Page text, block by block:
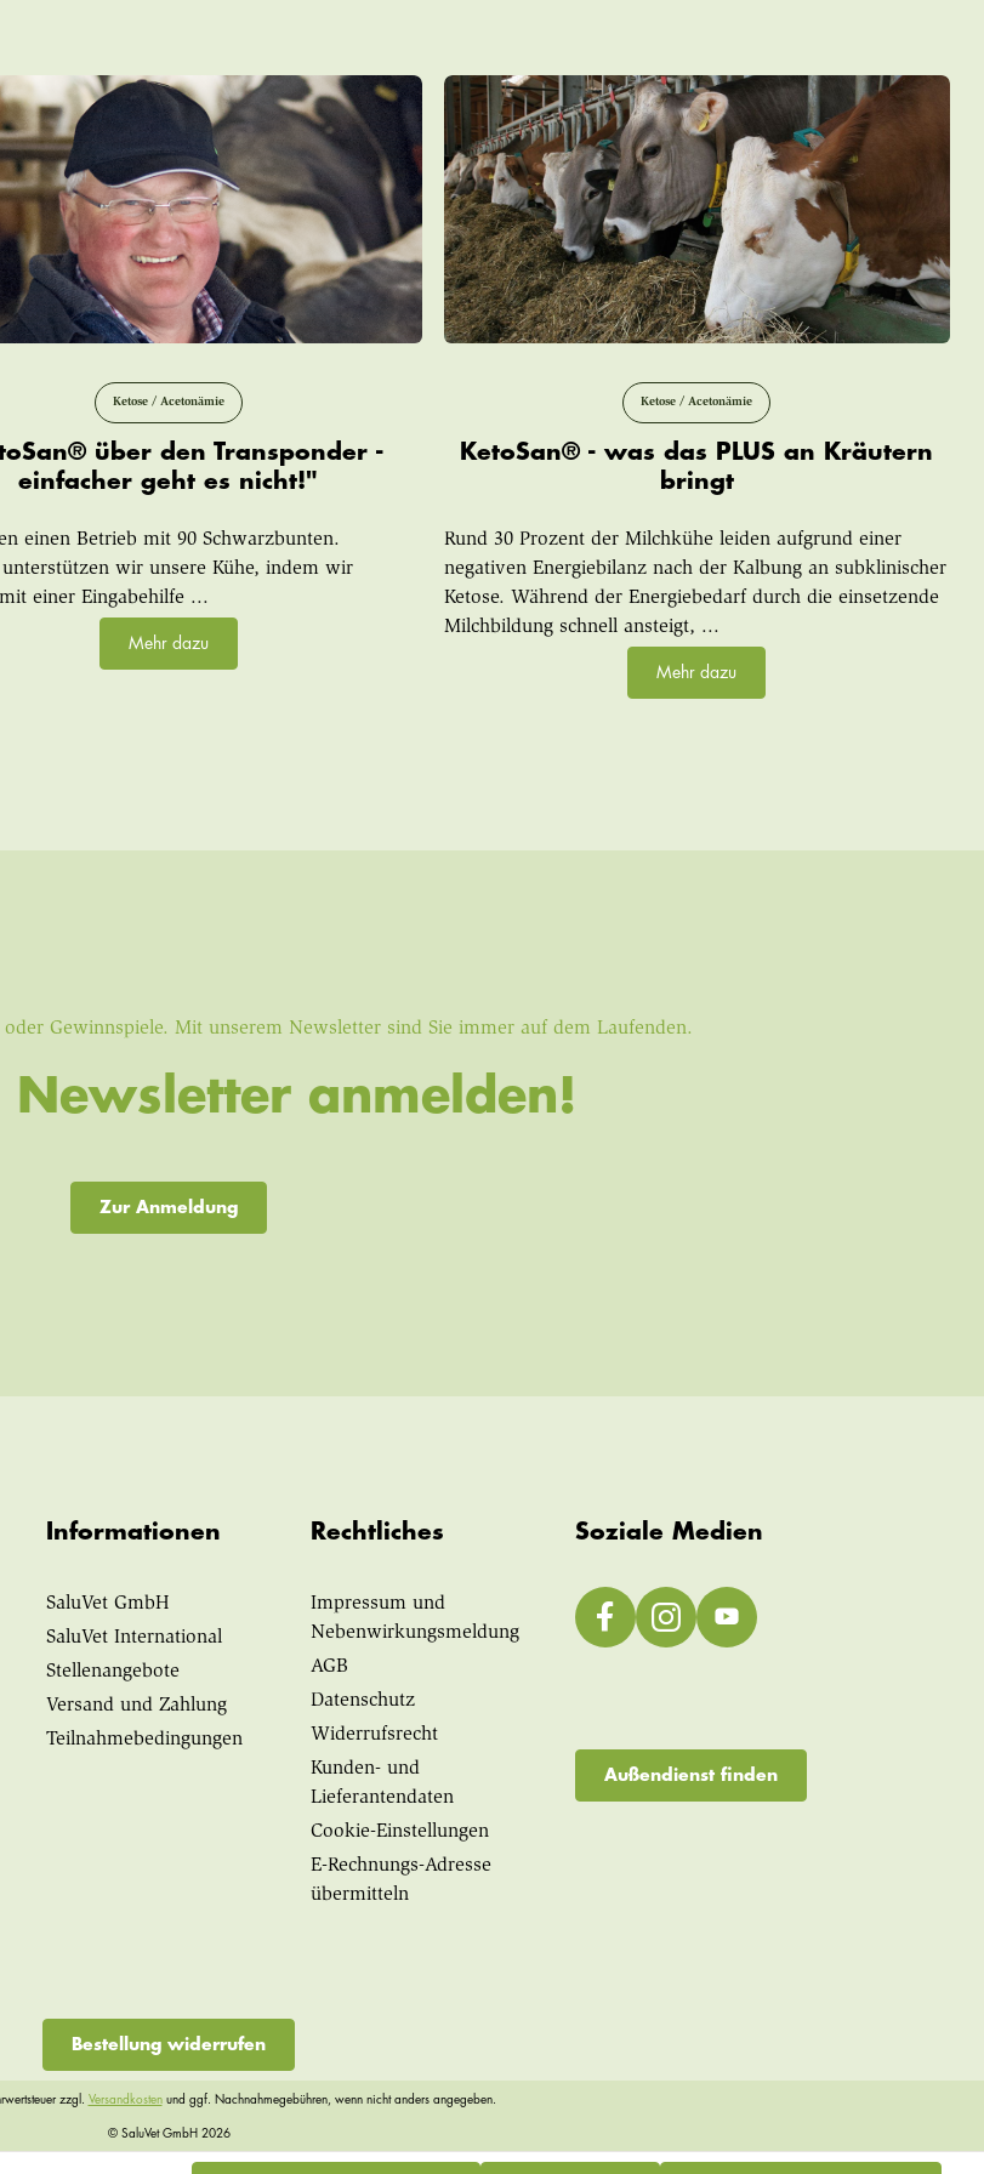
Ketose / Acetonämie
über den Transponder -
einfacher geht es nicht!"
einen Betrieb mit 90 Schwarzbunten.
unterstützen wir unsere Kühe, indem wir
einer Eingabehilfe ...
Mehr dazu
Ketose / Acetonämie
KetoSan® - was das PLUS an Kräutern
bringt
Rund 30 Prozent der Milchkühe leiden aufgrund einer
negativen Energiebilanz nach der Kalbung an subklinischer
Ketose. Während der Energiebedarf durch die einsetzende
Milchbildung schnell ansteigt, ...
Mehr dazu
Gewinnspiele. Mit unserem Newsletter sind Sie immer auf dem Laufenden.
Newsletter anmelden!
Zur Anmeldung
Informationen
SaluVet GmbH
SaluVet International
Stellenangebote
Versand und Zahlung
Teilnahmebedingungen
Rechtliches
Impressum und
Nebenwirkungsmeldung
AGB
Datenschutz
Widerrufsrecht
Kunden- und
Lieferantendaten
Cookie-Einstellungen
E-Rechnungs-Adresse
übermitteln
Soziale Medien
Außendienst finden
Bestellung widerrufen
zzgl. Versandkostenund ggf. Nachnahmegebühren, wenn nicht anders angegeben.
© SaluVet GmbH 2026